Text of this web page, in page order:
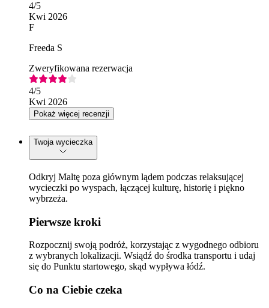
4/5
Kwi 2026
F
Freeda S
Zweryfikowana rezerwacja
4/5
Kwi 2026
Pokaż więcej recenzji
Twoja wycieczka
Odkryj Maltę poza głównym lądem podczas relaksującej
wycieczki po wyspach, łączącej kulturę, historię i piękno
wybrzeża.
Pierwsze kroki
Rozpocznij swoją podróż, korzystając z wygodnego odbioru
z wybranych lokalizacji. Wsiądź do środka transportu i udaj
się do Punktu startowego, skąd wypływa łódź.
Co na Ciebie czeka